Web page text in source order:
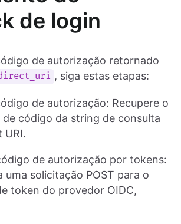
de login
de autorização retornado
, siga estas etapas:
de autorização: Recupere o
código da string de consulta
URI.
de autorização por tokens:
uma solicitação POST para o
token do provedor OIDC,